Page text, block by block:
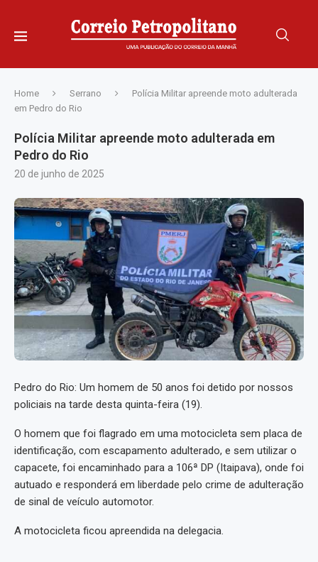
Home Serrano
Polícia Militar apreende moto adulterada
em Pedro do Rio
Polícia Militar apreende moto adulterada em
Pedro do Rio
20 de junho de 2025
Pedro do Rio: Um homem de 50 anos foi detido por nossos
policiais na tarde desta quinta-feira (19).
O homem que foi flagrado em uma motocicleta sem placa de
identificação, com escapamento adulterado, e sem utilizar o
capacete, foi encaminhado para a 106ª DP (Itaipava), onde foi
autuado e responderá em liberdade pelo crime de adulteração
de sinal de veículo automotor.
A motocicleta ficou apreendida na delegacia.